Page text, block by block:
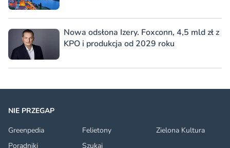
Nowa odsłona Izery. Foxconn, 4,5 mld zł z
KPO i produkcja od 2029 roku
NIE PRZEGAP
Greenpedia
Felietony
Zielona Kultura
Poradniki
Szukaj